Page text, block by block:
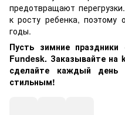
предотвращают
к росту ребенка, поэтому
годы.
Пусть зимние
Fundesk. Заказывайте на
сделайте каждый день
стильным!